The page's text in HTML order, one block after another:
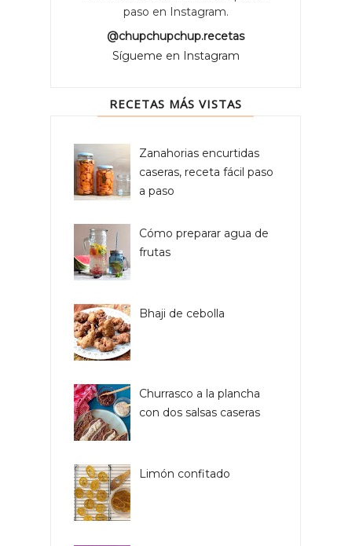
paso en Instagram.
@chupchupchup.recetas
Sígueme en Instagram
RECETAS MÁS VISTAS
Zanahorias encurtidas
caseras, receta fácil paso
a paso
Cómo preparar agua de
frutas
Bhaji de cebolla
Churrasco a la plancha
con dos salsas caseras
Limón confitado